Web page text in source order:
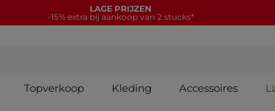
LAGE PRIJZEN
-15% extra bij aankoop van 2 stucks*
Topverkoop Kleding Accessoires